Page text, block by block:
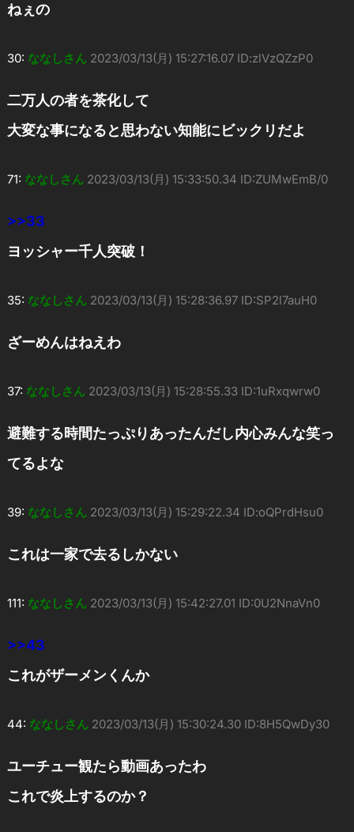
ねぇの
30: ななしさん 2023/03/13(月) 15:27:16.07 ID:zlVzQZzP0
二万人の者を茶化して
大変な事になると思わない知能にビックリだよ
71: ななしさん 2023/03/13(月) 15:33:50.34 ID:ZUMwEmB/0
>>33
ヨッシャー千人突破！
35: ななしさん 2023/03/13(月) 15:28:36.97 ID:SP2l7auH0
ざーめんはねえわ
37: ななしさん 2023/03/13(月) 15:28:55.33 ID:1uRxqwrw0
避難する時間たっぷりあったんだし内心みんな笑っ
てるよな
39: ななしさん 2023/03/13(月) 15:29:22.34 ID:oQPrdHsu0
これは一家で去るしかない
111: ななしさん 2023/03/13(月) 15:42:27.01 ID:0U2NnaVn0
>>43
これがザーメンくんか
44: ななしさん 2023/03/13(月) 15:30:24.30 ID:8H5QwDy30
ユーチュー観たら動画あったわ
これで炎上するのか？